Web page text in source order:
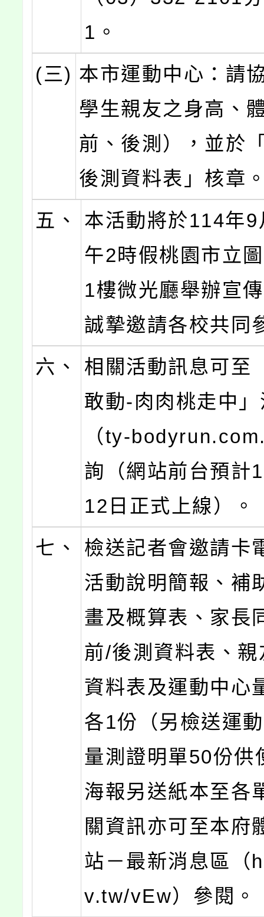
1。
(三) 本市運動中心：請
學生親友之身高、
前、後測），並於
後測資料表」核章
五、
本活動將於114年
午2時假桃園市立
1樓微光廳舉辦宣
誠摯邀請各校共同
六、
相關活動訊息可至
敢動-肉肉桃走中
（ty-
詢（網站前台預計
12日正式上線）。
七、
檢送記者會邀請卡
活動說明簡報、補
畫及概算表、家長
前/後測資料表、
資料表及運動中心
各1份（另檢送運
量測證明單50份供
海報另送紙本至各
關資訊亦可至本府
站－最新消息區（
v.tw/vEw）參閱。